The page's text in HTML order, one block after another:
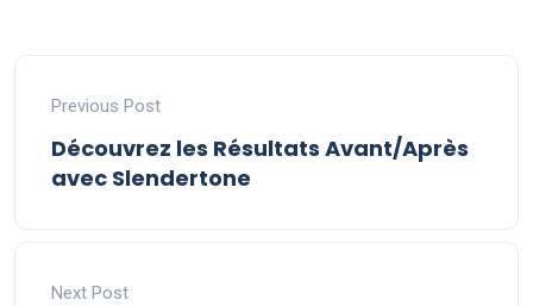
Previous Post
Découvrez les Résultats Avant/Après
avec Slendertone
Next Post